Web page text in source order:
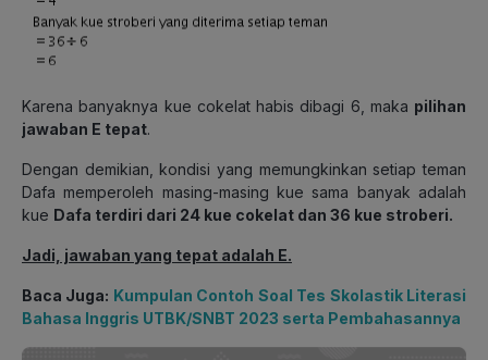
Karena banyaknya kue cokelat habis dibagi 6, maka pilihan
jawaban E tepat.
Dengan demikian, kondisi yang memungkinkan setiap teman
Dafa memperoleh masing-masing kue sama banyak adalah
kue Dafa terdiri dari 24 kue cokelat dan 36 kue stroberi.
Jadi, jawaban yang tepat adalah E.
Baca Juga: Kumpulan Contoh Soal Tes Skolastik Literasi
Bahasa Inggris UTBK/SNBT 2023 serta Pembahasannya